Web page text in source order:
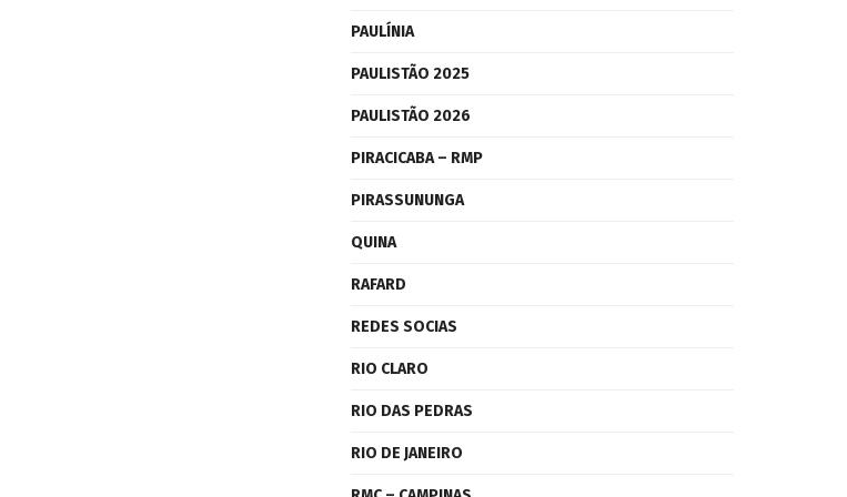
PAULÍNIA
PAULISTÃO 2025
PAULISTÃO 2026
PIRACICABA – RMP
PIRASSUNUNGA
QUINA
RAFARD
REDES SOCIAS
RIO CLARO
RIO DAS PEDRAS
RIO DE JANEIRO